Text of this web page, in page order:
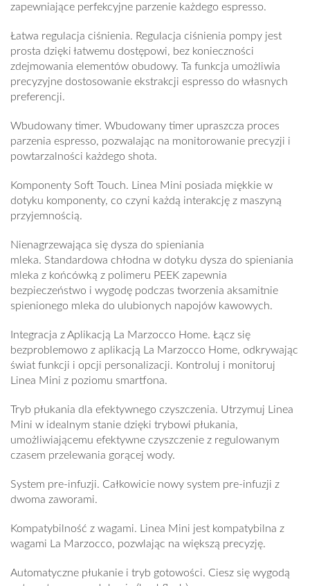
zapewniające perfekcyjne parzenie każdego espresso.
Łatwa regulacja ciśnienia. Regulacja ciśnienia pompy jest
prosta dzięki łatwemu dostępowi, bez konieczności
zdejmowania elementów obudowy. Ta funkcja umożliwia
precyzyjne dostosowanie ekstrakcji espresso do własnych
preferencji.
Wbudowany timer. Wbudowany timer upraszcza proces
parzenia espresso, pozwalając na monitorowanie precyzji i
powtarzalności każdego shota.
Komponenty Soft Touch.
Linea Mini posiada miękkie w
dotyku komponenty, co czyni każdą interakcję z maszyną
przyjemnością.
Nienagrzewająca się dysza do spieniania
mleka. Standardowa chłodna w dotyku dysza do spieniania
mleka z końcówką z polimeru PEEK zapewnia
bezpieczeństwo i wygodę podczas tworzenia aksamitnie
spienionego mleka do ulubionych napojów kawowych.
Integracja z Aplikacją La Marzocco Home. Łącz się
bezproblemowo z aplikacją La Marzocco Home, odkrywając
świat funkcji i opcji personalizacji. Kontroluj i monitoruj
Linea Mini z poziomu smartfona.
Tryb płukania dla efektywnego czyszczenia. Utrzymuj Linea
Mini w idealnym stanie dzięki trybowi płukania,
umożliwiającemu efektywne czyszczenie z regulowanym
czasem przelewania gorącej wody.
System pre-infuzji. Całkowicie nowy system pre-infuzji z
dwoma zaworami.
Kompatybilność z wagami.
Linea Mini jest kompatybilna z
wagami La Marzocco, pozwlając na większą precyzję.
Automatyczne płukanie i tryb gotowości. Ciesz się wygodą